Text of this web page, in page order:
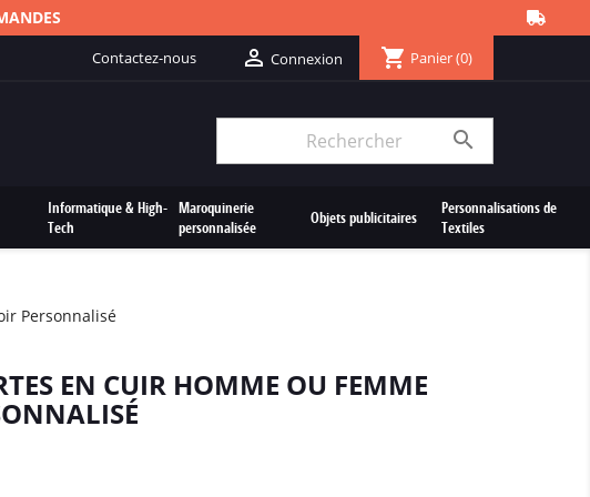
Contactez-nous  Connexion shopping_cart Panier(0)

Informatique & High-
Tech
Maroquinerie
personnalisée
Objets publicitaires
Personnalisations de
Textiles
Personnalisé
EN CUIR HOMME OU FEMME